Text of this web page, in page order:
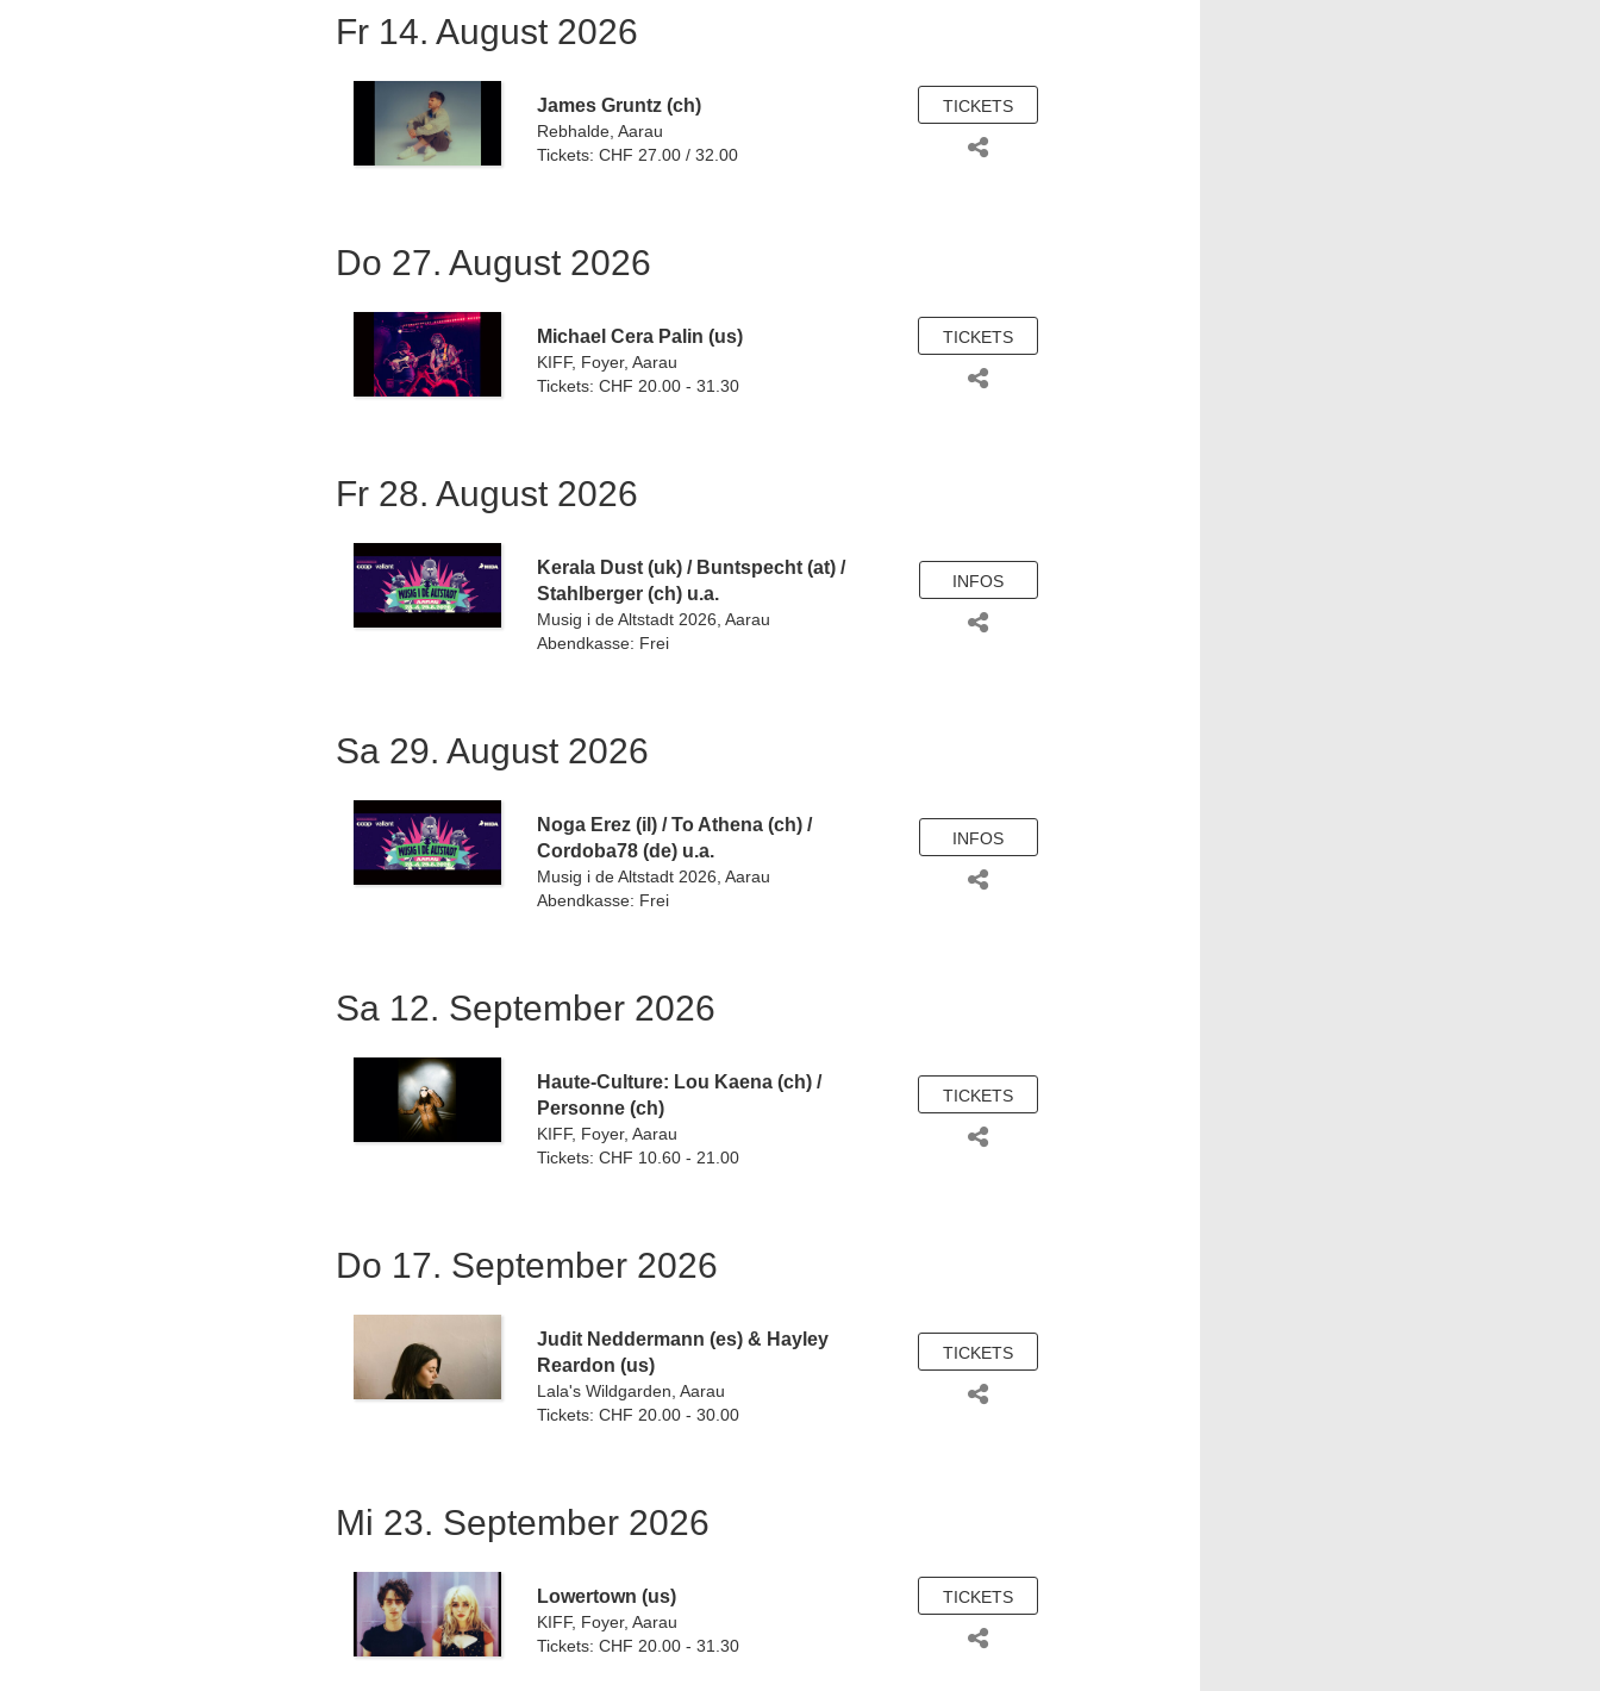
Fr 14. August 2026
James Gruntz (ch)
Rebhalde, Aarau
Tickets: CHF 27.00 / 32.00
TICKETS
Do 27. August 2026
Michael Cera Palin (us)
KIFF, Foyer, Aarau
Tickets: CHF 20.00 - 31.30
TICKETS
Fr 28. August 2026
Kerala Dust (uk) / Buntspecht (at) /
Stahlberger (ch) u.a.
Musig i de Altstadt 2026, Aarau
Abendkasse: Frei
INFOS
Sa 29. August 2026
Noga Erez (il) / To Athena (ch) /
Cordoba78 (de) u.a.
Musig i de Altstadt 2026, Aarau
Abendkasse: Frei
INFOS
Sa 12. September 2026
Haute-Culture: Lou Kaena (ch) /
Personne (ch)
KIFF, Foyer, Aarau
Tickets: CHF 10.60 - 21.00
TICKETS
Do 17. September 2026
Judit Neddermann (es) & Hayley
Reardon (us)
Lala's Wildgarden, Aarau
Tickets: CHF 20.00 - 30.00
TICKETS
Mi 23. September 2026
Lowertown (us)
KIFF, Foyer, Aarau
Tickets: CHF 20.00 - 31.30
TICKETS